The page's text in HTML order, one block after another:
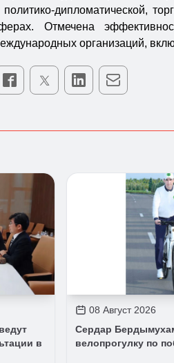
политико-дипломатической,
Отмечена
организаций,
в
08 Август 2026
Сердар
велопрогулку по